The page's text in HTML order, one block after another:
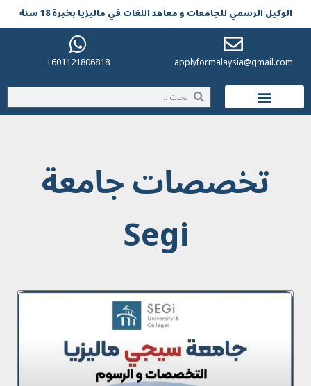
الوکیل الرسمي للجامعات و معاهد اللغات في مالیزیا بخبرة 18 سنة
applyformalaysia@gmail.com
601121806818+
تخصصات جامعة
Segi